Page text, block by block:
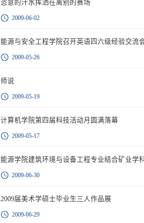
恣意的汗水挥洒在离别的赛场
2009-06-02
能源与安全工程学院召开英语四六级经验交流
2009-05-26
师说
2009-05-19
计算机学院第四届科技活动月圆满落幕
2009-05-17
能源学院建筑环境与设备工程专业结合矿业学
2009-06-30
2009届美术学硕士毕业生三人作品展
2009-06-29